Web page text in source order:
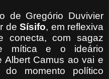
de Gregório Duvivier
de Sísifo, em reflexiva
conecta, com sagaz
mítica e o ideário
Albert Camus ao vai e
momento político